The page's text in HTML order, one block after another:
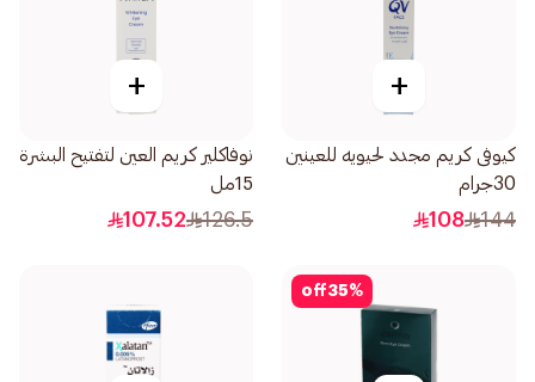
+
كيوفى كريم مجدد لحيويه للعينين
30جرام
144
108
+
نوفاكلير كريم العين لتفتيح البشرة
15مل
126.5
107.52
35%
off